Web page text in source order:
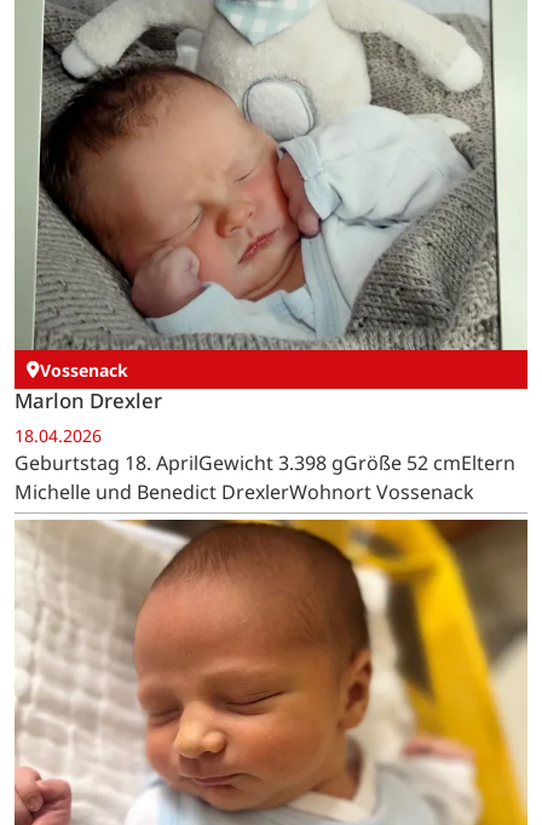
Vossenack
Marlon Drexler
18.04.2026
Geburtstag 18. AprilGewicht 3.398 gGröße 52 cmEltern
Michelle und Benedict DrexlerWohnort Vossenack